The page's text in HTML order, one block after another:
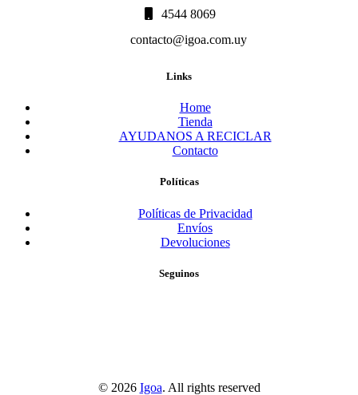
4544 8069
contacto@igoa.com.uy
Links
Home
Tienda
AYUDANOS A RECICLAR
Contacto
Políticas
Políticas de Privacidad
Envíos
Devoluciones
Seguinos
© 2026 Igoa. All rights reserved